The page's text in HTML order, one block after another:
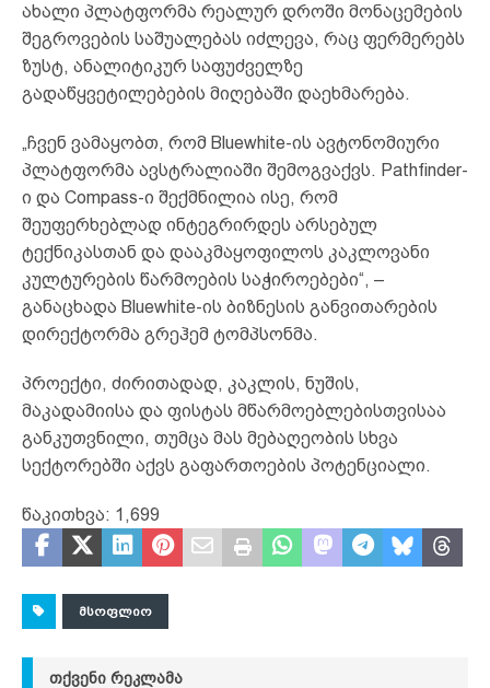
ახალი პლატფორმა რეალურ დროში მონაცემების
შეგროვების საშუალებას იძლევა, რაც ფერმერებს
ზუსტ, ანალიტიკურ საფუძველზე
გადაწყვეტილებების მიღებაში დაეხმარება.
„ჩვენ ვამაყობთ, რომ Bluewhite-ის ავტონომიური
პლატფორმა ავსტრალიაში შემოგვაქვს. Pathfinder-
ი და Compass-ი შექმნილია ისე, რომ
შეუფერხებლად ინტეგრირდეს არსებულ
ტექნიკასთან და დააკმაყოფილოს კაკლოვანი
კულტურების წარმოების საჭიროებები“, –
განაცხადა Bluewhite-ის ბიზნესის განვითარების
დირექტორმა გრეჰემ ტომპსონმა.
პროექტი, ძირითადად, კაკლის, ნუშის,
მაკადამიისა და ფისტას მწარმოებლებისთვისაა
განკუთვნილი, თუმცა მას მებაღეობის სხვა
სექტორებში აქვს გაფართოების პოტენციალი.
წაკითხვა: 1,699
ᲛᲡᲝᲤᲚᲘᲝ
ᲗᲥᲕᲔᲜᲘ ᲠᲔᲙᲚᲐᲛᲐ